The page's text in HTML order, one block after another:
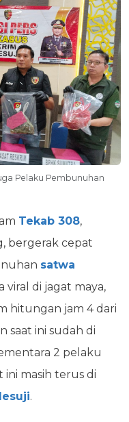
Pelaku Pembunuhan
Tekab 308,
bergerak cepat
satwa
viral di jagat maya,
hitungan jam 4 dari
saat ini sudah di
2 pelaku
ini masih terus di
.